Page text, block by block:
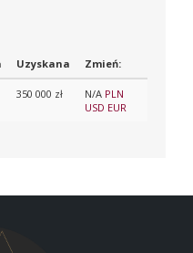
Uzyskana Zmień:
350 000 zł N/A PLN
USD EUR